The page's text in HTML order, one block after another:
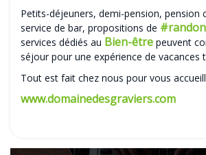
Petits-déjeuners, demi-pension, pension
service de bar, propositions de
services dédiés au Bien-être peuvent
séjour pour une expérience de vacances
Tout est fait chez nous pour vous
www.domainedesgraviers.com